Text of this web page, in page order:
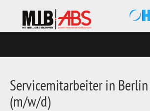
Servicemitarbeiter in
(m/w/d)